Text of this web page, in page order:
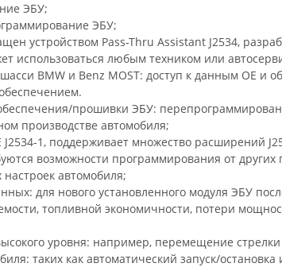
ЭБУ;
ЭБУ;
устройством Pass-Thru Assistant J2534,
использоваться любым техником или
BMW и Benz MOST: доступ к данным OE и
прошивки ЭБУ:
производстве автомобиля;
J2534-1, поддерживает множество
возможности программирования от других
автомобиля;
для нового установленного модуля ЭБУ
топливной экономичности, потери
уровня: например, перемещение
таких как автоматический запуск/остановка